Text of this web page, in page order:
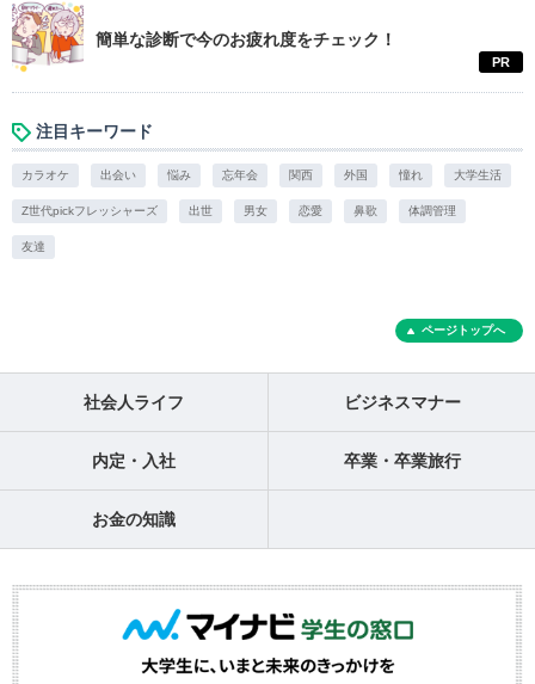
簡単な診断で今のお疲れ度をチェック！
PR
注目キーワード
カラオケ 出会い 悩み 忘年会 関西 外国 憧れ 大学生活
Z世代pickフレッシャーズ 出世 男女 恋愛 鼻歌 体調管理
友達
ページトップへ
社会人ライフ ビジネスマナー
内定・入社 卒業・卒業旅行
お金の知識